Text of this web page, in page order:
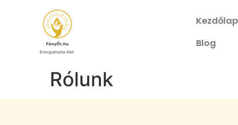
Kezdőlap
Blog
Rólunk